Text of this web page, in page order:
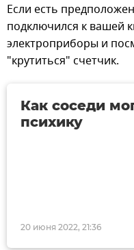
Если есть
подключился к вашей
электроприборы и
"крутиться" счетчик.
20 июня 2022, 21:36
Как соседи
психику